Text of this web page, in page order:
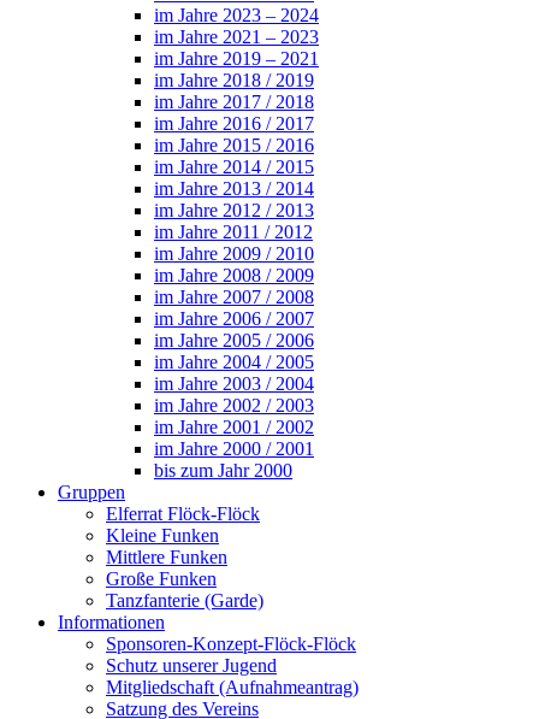
im Jahre 2023 – 2024
im Jahre 2021 – 2023
im Jahre 2019 – 2021
im Jahre 2018 / 2019
im Jahre 2017 / 2018
im Jahre 2016 / 2017
im Jahre 2015 / 2016
im Jahre 2014 / 2015
im Jahre 2013 / 2014
im Jahre 2012 / 2013
im Jahre 2011 / 2012
im Jahre 2009 / 2010
im Jahre 2008 / 2009
im Jahre 2007 / 2008
im Jahre 2006 / 2007
im Jahre 2005 / 2006
im Jahre 2004 / 2005
im Jahre 2003 / 2004
im Jahre 2002 / 2003
im Jahre 2001 / 2002
im Jahre 2000 / 2001
bis zum Jahr 2000
Gruppen
Elferrat Flöck-Flöck
Kleine Funken
Mittlere Funken
Große Funken
Tanzfanterie (Garde)
Informationen
Sponsoren-Konzept-Flöck-Flöck
Schutz unserer Jugend
Mitgliedschaft (Aufnahmeantrag)
Satzung des Vereins